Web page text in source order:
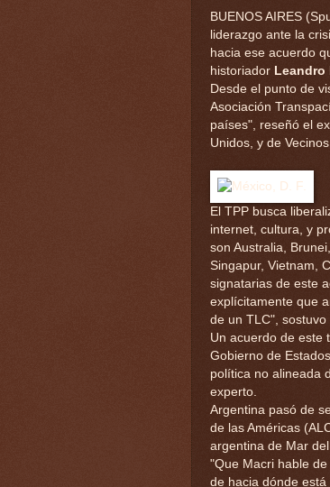
BUENOS AIRES
liderazgo ante la
hacia ese acuerdo
historiador Leandro
Desde el punto de
Asociación
países", reseñó el
Unidos, y de
El TPP busca
internet, cultura, y
son Australia,
Singapur, Vietnam,
signatarias de este
explícitamente que
de un TLC", sostuvo
Un acuerdo de este
Gobierno de
política no alineada
experto.
Argentina pasó de
de las Américas
argentina de Mar
"Que Macri hable
de hacia dónde está